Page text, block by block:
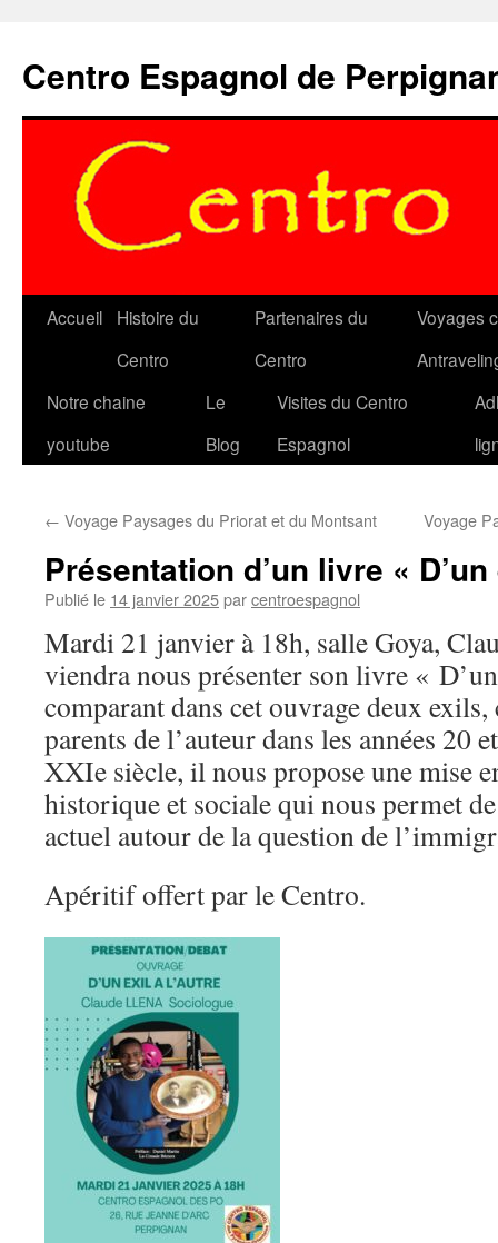
contenu
Centro Espagnol de
Accueil
Histoire du
Centro
Partenaires du
Centro
Voyages
Notre chaine
youtube
Le
Blog
Visites du Centro
Espagnol
← Voyage Paysages du Priorat et du Montsant Voyage
Présentation d’un livre «
Publié le 14 janvier 2025parcentroespagnol
Mardi 21 janvier à 18h, salle Goya,
viendra nous présenter son livre «
comparant dans cet ouvrage deux
parents de l’auteur dans les années 20
XXIe siècle, il nous propose une mise
historique et sociale qui nous permet
actuel autour de la question de
Apéritif offert par le Centro.